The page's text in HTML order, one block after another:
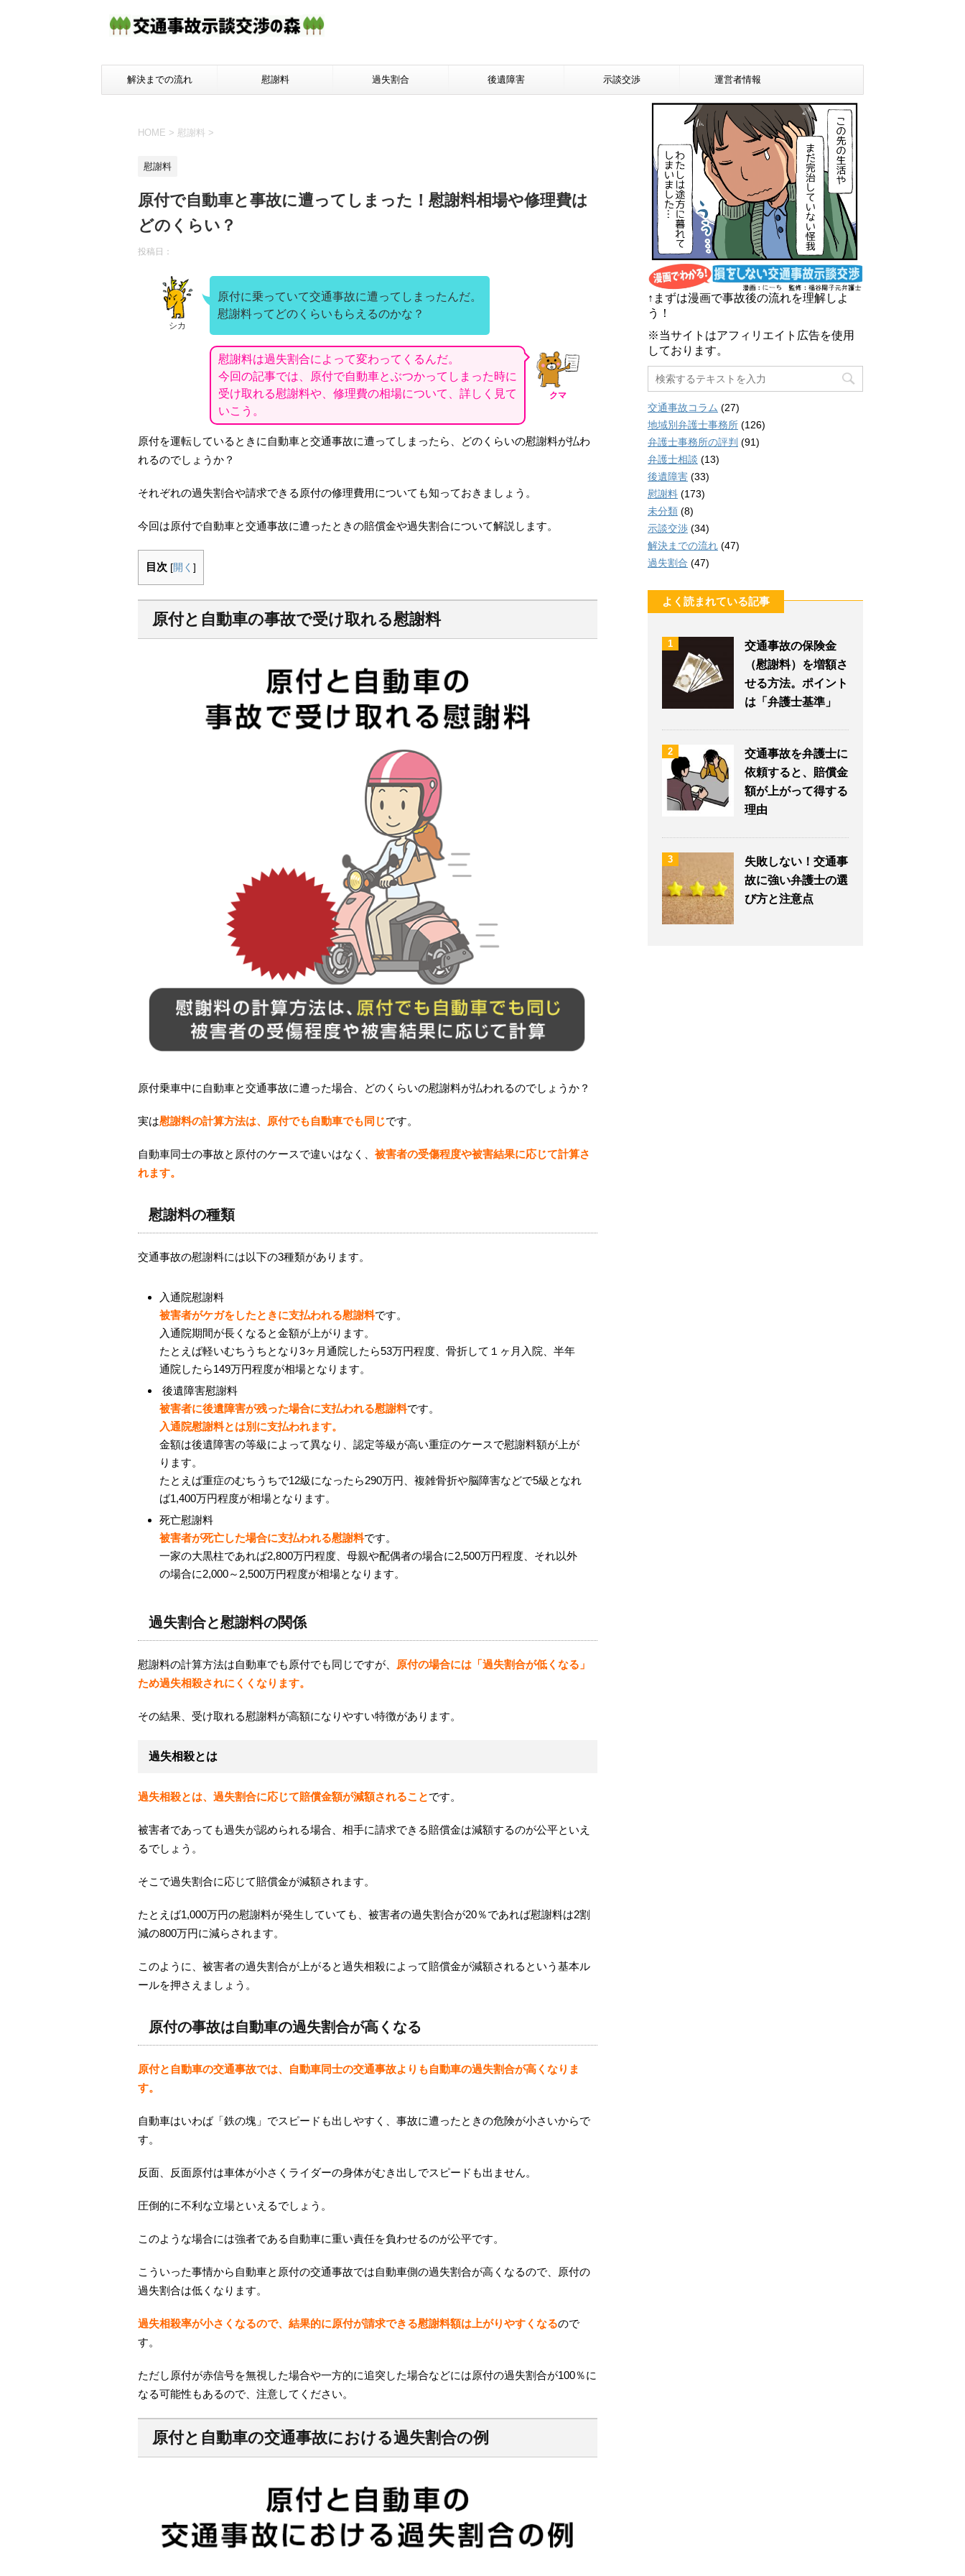
解決までの流れ 慰謝料 過失割合 後遺障害 示談交渉 運営者情報
HOME > 慰謝料 >
慰謝料
原付で自動車と事故に遭ってしまった！慰謝料相場や修理費は
どのくらい？
投稿日：
シカ
原付に乗っていて交通事故に遭ってしまったんだ。
慰謝料ってどのくらいもらえるのかな？
クマ
慰謝料は過失割合によって変わってくるんだ。
今回の記事では、原付で自動車とぶつかってしまった時に
受け取れる慰謝料や、修理費の相場について、詳しく見て
いこう。
原付を運転しているときに自動車と交通事故に遭ってしまったら、どのくらいの慰謝料が払わ
れるのでしょうか？
それぞれの過失割合や請求できる原付の修理費用についても知っておきましょう。
今回は原付で自動車と交通事故に遭ったときの賠償金や過失割合について解説します。
目次 [開く ]
原付と自動車の事故で受け取れる慰謝料
原付乗車中に自動車と交通事故に遭った場合、どのくらいの慰謝料が払われるのでしょうか？
実は慰謝料の計算方法は、原付でも自動車でも同じです。
自動車同士の事故と原付のケースで違いはなく、 被害者の受傷程度や被害結果に応じて計算さ
れます。
慰謝料の種類
交通事故の慰謝料には以下の3種類があります。
入通院慰謝料
被害者がケガをしたときに支払われる慰謝料です。
入通院期間が長くなると金額が上がります。
たとえば軽いむちうちとなり3ヶ月通院したら53万円程度、骨折して１ヶ月入院、半年
通院したら149万円程度が相場となります。
後遺障害慰謝料
被害者に後遺障害が残った場合に支払われる慰謝料です。
入通院慰謝料とは別に支払われます。
金額は後遺障害の等級によって異なり、認定等級が高い重症のケースで慰謝料額が上が
ります。
たとえば重症のむちうちで12級になったら290万円、複雑骨折や脳障害などで5級となれ
ば1,400万円程度が相場となります。
死亡慰謝料
被害者が死亡した場合に支払われる慰謝料です。
一家の大黒柱であれば2,800万円程度、母親や配偶者の場合に2,500万円程度、それ以外
の場合に2,000～ 2,500万円程度が相場となります。
過失割合と慰謝料の関係
慰謝料の計算方法は自動車でも原付でも同じですが、
原付の場合には「過失割合が低くなる」
ため過失相殺されにくくなります。
その結果、受け取れる慰謝料が高額になりやすい特徴があります。
過失相殺とは
過失相殺とは、過失割合に応じて賠償金額が減額されることです。
被害者であっても過失が認められる場合、相手に請求できる賠償金は減額するのが公平といえ
るでしょう。
そこで過失割合に応じて賠償金が減額されます。
たとえば1,000万円の慰謝料が発生していても、被害者の過失割合が20％であれば慰謝料は2割
減の800万円に減らされます。
このように、被害者の過失割合が上がると過失相殺によって賠償金が減額されるという基本ル
ールを押さえましょう。
原付の事故は自動車の過失割合が高くなる
原付と自動車の交通事故では、自動車同士の交通事故よりも自動車の過失割合が高くなりま
す。
自動車はいわば「鉄の塊」でスピードも出しやすく、事故に遭ったときの危険が小さいからで
す。
反面、反面原付は車体が小さくライダーの身体がむき出しでスピードも出ません。
圧倒的に不利な立場といえるでしょう。
このような場合には強者である自動車に重い責任を負わせるのが公平です。
こういった事情から自動車と原付の交通事故では自動車側の過失割合が高くなるので、原付の
過失割合は低くなります。
過失相殺率が小さくなるので、結果的に原付が請求できる慰謝料額は上がりやすくなるので
す。
ただし原付が赤信号を無視した場合や一方的に追突した場合などには原付の過失割合が100％に
なる可能性もあるので、注意してください。
原付と自動車の交通事故における過失割合の例
↑まずは漫画で事故後の流れを理解しよ
う！
※当サイトはアフィリエイト広告を使用
しております。
交通事故コラム (27)
地域別弁護士事務所 (126)
弁護士事務所の評判 (91)
弁護士相談 (13)
後遺障害 (33)
慰謝料 (173)
未分類 (8)
示談交渉 (34)
解決までの流れ (47)
過失割合 (47)
よく読まれている記事
1
交通事故の保険金
（慰謝料）を増額さ
せる方法。ポイント
は「弁護士基準」
2
交通事故を弁護士に
依頼すると、賠償金
額が上がって得する
理由
3
失敗しない！交通事
故に強い弁護士の選
び方と注意点